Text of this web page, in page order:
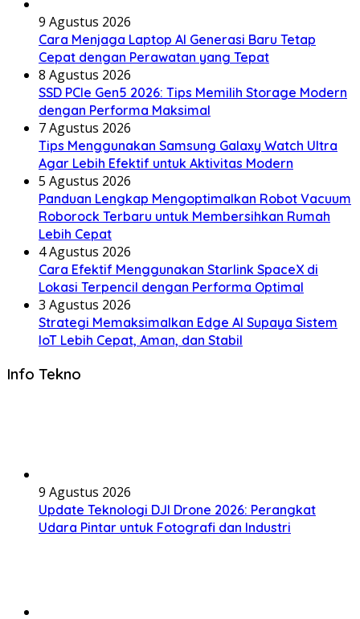
9 Agustus 2026
Cara Menjaga Laptop AI Generasi Baru Tetap
Cepat dengan Perawatan yang Tepat
8 Agustus 2026
SSD PCIe Gen5 2026: Tips Memilih Storage Modern
dengan Performa Maksimal
7 Agustus 2026
Tips Menggunakan Samsung Galaxy Watch Ultra
Agar Lebih Efektif untuk Aktivitas Modern
5 Agustus 2026
Panduan Lengkap Mengoptimalkan Robot Vacuum
Roborock Terbaru untuk Membersihkan Rumah
Lebih Cepat
4 Agustus 2026
Cara Efektif Menggunakan Starlink SpaceX di
Lokasi Terpencil dengan Performa Optimal
3 Agustus 2026
Strategi Memaksimalkan Edge AI Supaya Sistem
IoT Lebih Cepat, Aman, dan Stabil
Info Tekno
9 Agustus 2026
Update Teknologi DJI Drone 2026: Perangkat
Udara Pintar untuk Fotografi dan Industri